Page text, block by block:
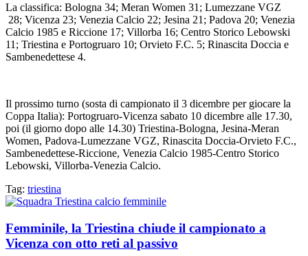
La classifica: Bologna 34; Meran Women 31; Lumezzane VGZ
28; Vicenza 23; Venezia Calcio 22; Jesina 21; Padova 20; Venezia
Calcio 1985 e Riccione 17; Villorba 16; Centro Storico Lebowski
11; Triestina e Portogruaro 10; Orvieto F.C. 5; Rinascita Doccia e
Sambenedettese 4.
Il prossimo turno (sosta di campionato il 3 dicembre per giocare la
Coppa Italia): Portogruaro-Vicenza sabato 10 dicembre alle 17.30,
poi (il giorno dopo alle 14.30) Triestina-Bologna, Jesina-Meran
Women, Padova-Lumezzane VGZ, Rinascita Doccia-Orvieto F.C.,
Sambenedettese-Riccione, Venezia Calcio 1985-Centro Storico
Lebowski, Villorba-Venezia Calcio.
Tag: triestina
Femminile, la Triestina chiude il campionato a
Vicenza con otto reti al passivo